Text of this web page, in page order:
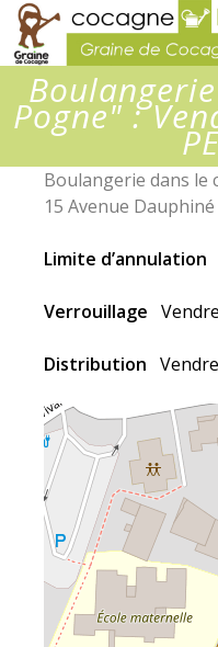
Pogne" :
Boulangerie dans le
15 Avenue
Limite d’annulation
Verrouillage
Distribution